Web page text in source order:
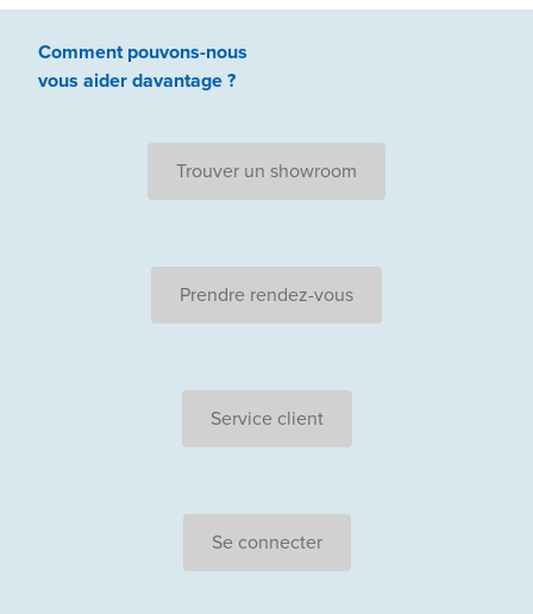
Comment pouvons-nous
vous aiderdavantage ?
Trouver un showroom
Prendre rendez-vous
Service client
Se connecter